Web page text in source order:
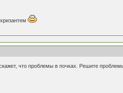
что проблемы в почках. Решите